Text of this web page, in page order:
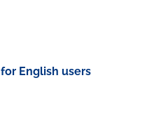
for English users